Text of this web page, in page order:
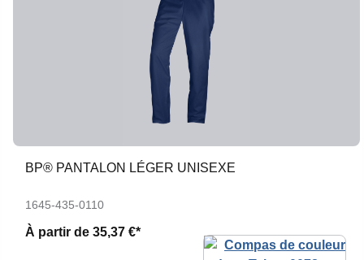
BP® PANTALON LÉGER UNISEXE
1645-435-0110
À partir de 35,37 €*